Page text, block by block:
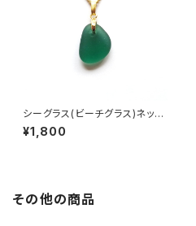
シーグラス(ビーチグラス)ネック
レス MN-12
¥1,800
その他の商品